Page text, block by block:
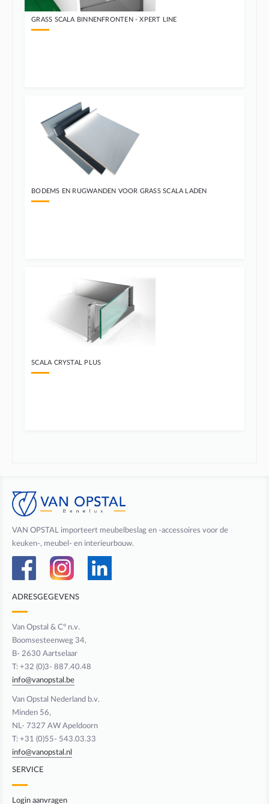
GRASS SCALA BINNENFRONTEN - XPERT LINE
BODEMS EN RUGWANDEN VOOR GRASS SCALA LADEN
SCALA CRYSTAL PLUS
VAN OPSTAL importeert meubelbeslag en -accessoires voor de
keuken-, meubel- en interieurbouw.
ADRESGEGEVENS
Van Opstal & C° n.v.
Boomsesteenweg 34,
B- 2630 Aartselaar
T: +32 (0)3- 887.40.48
info@vanopstal.be
Van Opstal Nederland b.v.
Minden 56,
NL- 7327 AW Apeldoorn
T: +31 (0)55- 543.03.33
info@vanopstal.nl
SERVICE
Login aanvragen